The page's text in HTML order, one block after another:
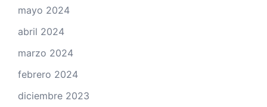
mayo 2024
abril 2024
marzo 2024
febrero 2024
diciembre 2023